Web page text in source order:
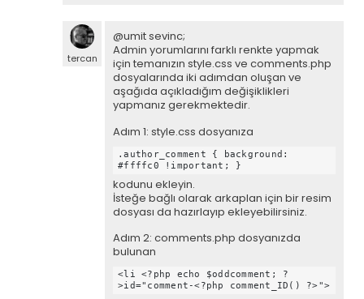
tercan
@umit sevinc;
Admin yorumlarını farklı renkte yapmak
için temanızın style.css ve comments.php
dosyalarında iki adımdan oluşan ve
aşağıda açıkladığım değişiklikleri
yapmanız gerekmektedir.
Adım 1: style.css dosyanıza
.author_comment { background:
#ffffc0 !important; }
kodunu ekleyin.
İsteğe bağlı olarak arkaplan için bir resim
dosyası da hazırlayıp ekleyebilirsiniz.
Adım 2: comments.php dosyanızda
bulunan
<li <?php echo $oddcomment; ?
>id="comment-<?php comment_ID() ?>">